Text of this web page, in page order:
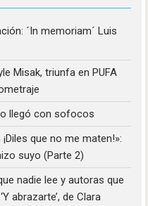
´In memoriam´ Luis
Misak, triunfa en PUFA
llegó con sofocos
¡Diles que no me maten!»:
suyo (Parte 2)
nadie lee y autoras que
abrazarte’, de Clara